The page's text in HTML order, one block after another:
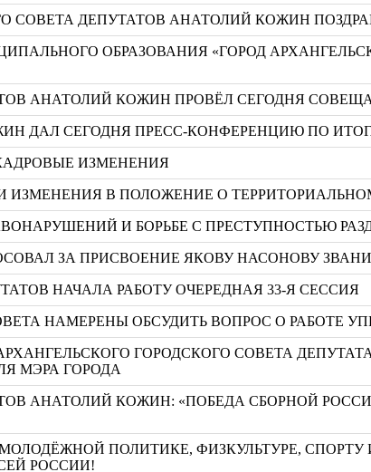
СОВЕТА ДЕПУТАТОВ АНАТОЛИЙ КОЖИН
ОБРАЗОВАНИЯ «ГОРОД
АНАТОЛИЙ КОЖИН ПРОВЁЛ СЕГОДНЯ
ДАЛ СЕГОДНЯ ПРЕСС-КОНФЕРЕНЦИЮ ПО
ИЗМЕНЕНИЯ
ИЗМЕНЕНИЯ В ПОЛОЖЕНИЕ О
И БОРЬБЕ С ПРЕСТУПНОСТЬЮ
ЗА ПРИСВОЕНИЕ ЯКОВУ НАСОНОВУ
НАЧАЛА РАБОТУ ОЧЕРЕДНАЯ 33-Я СЕССИЯ
НАМЕРЕНЫ ОБСУДИТЬ ВОПРОС О
ГОРОДСКОГО СОВЕТА
МЭРА ГОРОДА
АНАТОЛИЙ КОЖИН: «ПОБЕДА СБОРНОЙ
ПОЛИТИКЕ, ФИЗКУЛЬТУРЕ, СПОРТУ
РОССИИ!